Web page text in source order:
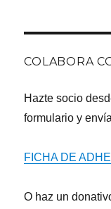
COLABORA
Hazte socio
formulario y
FICHA DE
O haz un